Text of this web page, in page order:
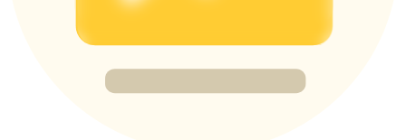
充值CASHCAT & 赢取